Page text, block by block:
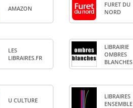
AMA­ZON
FURET DU
NORD
LES
LIBRAIRES.FR
LIBRAI­RIE
OMBRES
BLANCHES
U CULTURE
LIBRAIRES
ENSEMBLE